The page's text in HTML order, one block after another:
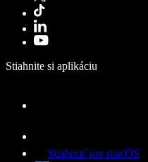
Stiahnite si aplikáciu
Stiahnuť pre macOS